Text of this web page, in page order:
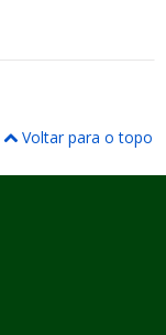
Voltar para o topo